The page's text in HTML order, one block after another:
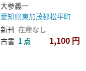
大参義一
愛知県東加茂郡松平町
新刊 在庫なし
古書 1 点 1,100 円